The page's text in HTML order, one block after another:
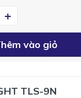
+
vào giỏ
TLS-9N